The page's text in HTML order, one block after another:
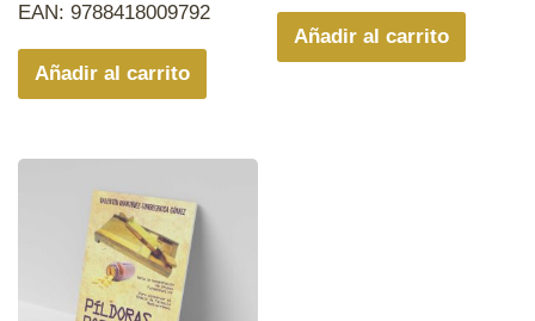
EAN: 9788418009792
Añadir al carrito
Añadir al carrito